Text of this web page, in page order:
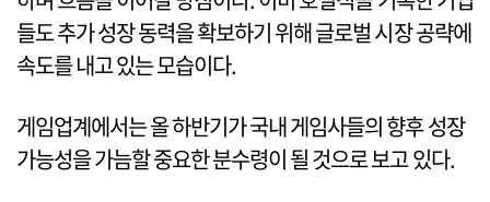
들도 추가 성장 동력을 확보하기 위해 글로벌 시장 공략에
속도를 내고 있는 모습이다.
게임업계에서는 올 하반기가 국내 게임사들의 향후 성장
가능성을 가늠할 중요한 분수령이 될 것으로 보고 있다.